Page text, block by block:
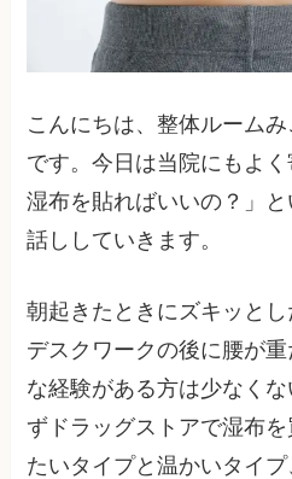
こんにちは、整体ルーム
です。今日は当院にもよ
湿布を貼ればいいの？」
話ししていきます。
朝起きたときにズキッとし
デスクワークの後に腰が
な経験がある方は少なく
ずドラッグストアで湿布
たいタイプと温かいタイ